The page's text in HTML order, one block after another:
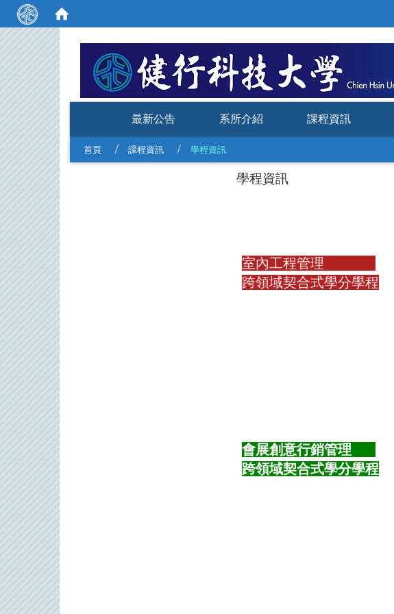
最新公告 系所介紹 課程資訊
首頁 課程資訊 學程資訊
學程資訊
室內工程管理
跨領域契合式學分學程
會展創意行銷管理
跨領域契合式學分學程